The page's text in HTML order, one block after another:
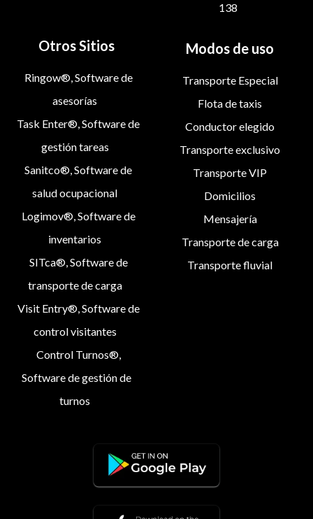
138
Modos de uso
Transporte Especial
Flota de taxis
Conductor elegido
Transporte exclusivo
Transporte VIP
Domicilios
Mensajería
Transporte de carga
Transporte fluvial
Otros Sitios
Ringow®, Software de
asesorías
Task Enter®, Software de
gestión tareas
Sanitco®, Software de
salud ocupacional
Logimov®, Software de
inventarios
SITca®, Software de
transporte de carga
Visit Entry®, Software de
control visitantes
Control Turnos®,
Software de gestión de
turnos